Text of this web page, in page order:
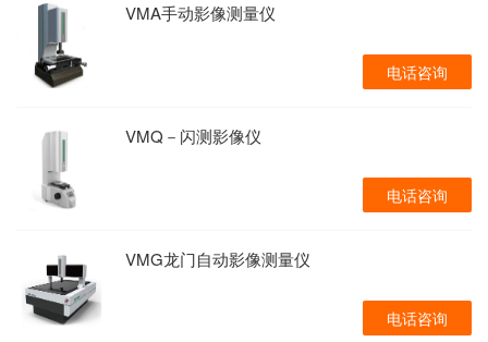
VMA手动影像测量仪
电话咨询
VMQ－闪测影像仪
电话咨询
VMG龙门自动影像测量仪
电话咨询